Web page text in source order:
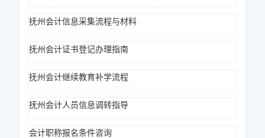
抚州会计信息采集流程与材料
抚州会计证书登记办理指南
抚州会计继续教育补学流程
抚州会计人员信息调转指导
会计职称报名条件咨询